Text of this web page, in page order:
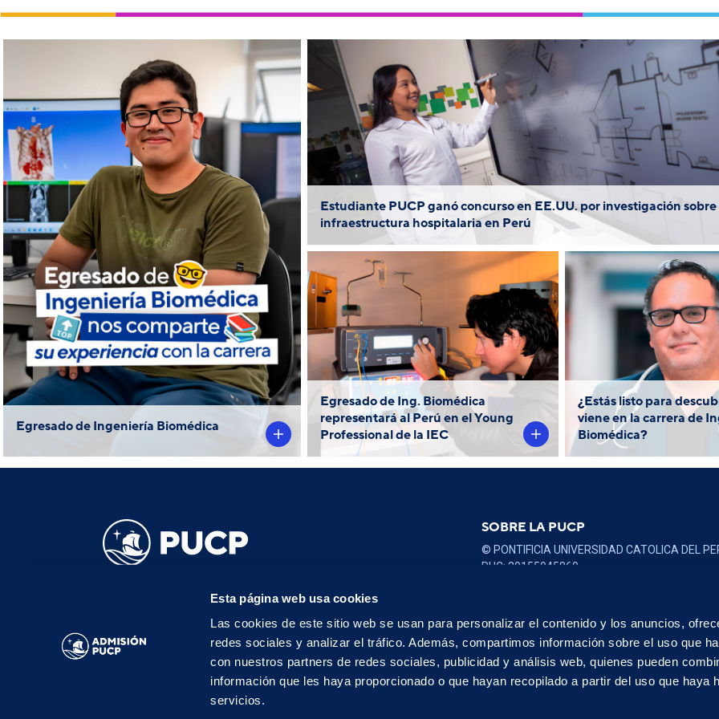
Esta página web usa cookies
Las cookies de este sitio web se usan para personalizar el contenido y los anuncios,
redes sociales y analizar el tráfico. Además, compartimos información sobre el uso que
con nuestros partners de redes sociales, publicidad y análisis web, quienes pueden
información que les haya proporcionado o que hayan recopilado a partir del uso que haya
servicios.
Egresado de Ingeniería Biomédica
Conoce a Esteban Aviles, egresado
de Ingeniería Biomédica, quien nos
cuenta un poco sobre su
experiencia como ex alumno
destacado de la carrera y los
proyectos a futuro que tiene
pensado realizar.
Estudiante PUCP ganó concurso en EE.UU. por investigación sobre
infraestructura hospitalaria en Perú
Se trata de Ana Cristina Aldana, estudiante de Ingeniería
PUCP, quien elaboró un estudio sobre la situación de los
el Perú.
Egresado de Ing. Biomédica
representará al Perú en el Young
Professional de la IEC
José Félix Rosales, egresado
de Ingeniería Biomédica
PUCP-UPCH, ganó el primer
puesto en el Programa de
Jóvenes Profesionales
2023-2024 organizado por el
INACAL.
¿Estás listo para
viene en la carrera de
Biomédica?
La Anatomía es
nuevos
tendremos en
curricular y estará
Dr. Guillermo
Av. Universitaria 1801, San Miguel, 15088, Perú
SOBRE LA PUCP
© PONTIFICIA UNIVERSIDAD CATOLICA DEL
RUC: 20155945860
Libro de
reclamaciones